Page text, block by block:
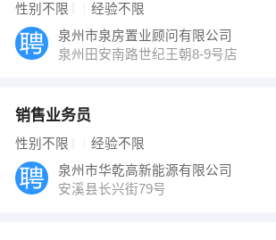
性别不限 经验不限
泉州市泉房置业顾问有限公司
泉州田安南路世纪王朝8-9号店
销售业务员
性别不限 经验不限
泉州市华乾高新能源有限公司
安溪县长兴街79号